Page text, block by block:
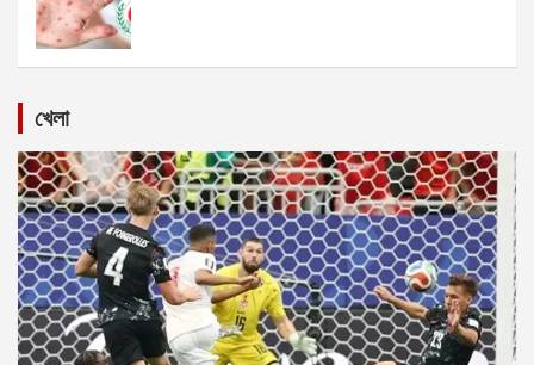
খেলা